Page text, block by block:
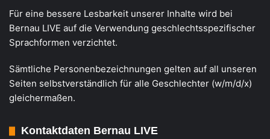
Für eine bessere Lesbarkeit unserer Inhalte wird bei
Bernau LIVE auf die Verwendung geschlechtsspezifischer
Sprachformen verzichtet.
Sämtliche Personenbezeichnungen gelten auf all unseren
Seiten selbstverständlich für alle Geschlechter (w/m/d/x)
gleichermaßen.
Kontaktdaten Bernau LIVE